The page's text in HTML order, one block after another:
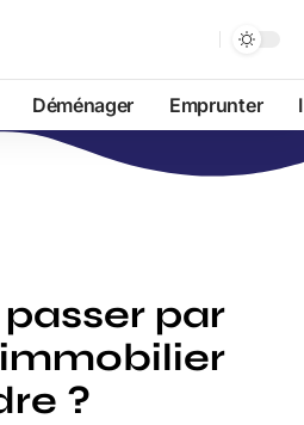
Déménager Emprunter
par
?